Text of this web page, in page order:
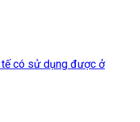
có sử dụng được ở